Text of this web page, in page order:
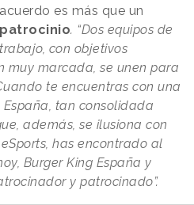
acuerdo es más que un
patrocinio. “Dos equipos de
trabajo, con objetivos
muy marcada, se unen para
te encuentras con una
tan consolidada
además, se ilusiona con
has encontrado al
Burger King España y
y patrocinado”.